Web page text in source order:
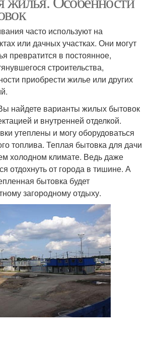
часто используют на
или дачных участках. Они могут
превратится в постоянное,
строительства,
приобрести жилье или других
найдете варианты жилых бытовок
и внутренней отделкой.
утеплены и могу оборудоваться
топлива. Теплая бытовка для дачи
холодном климате. Ведь даже
отдохнуть от города в тишине. А
бытовка будет
загородному отдыху.